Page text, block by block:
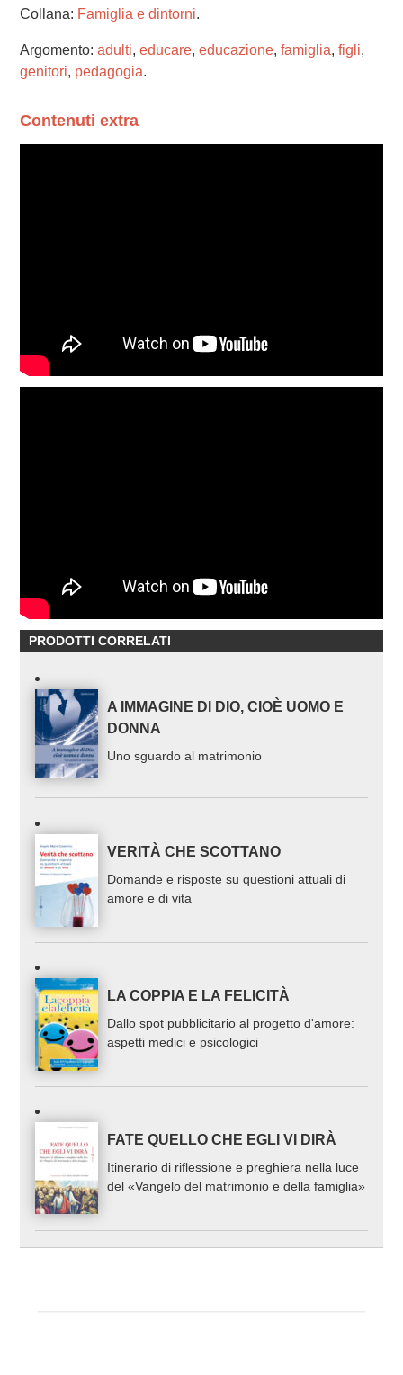
Collana: Famiglia e dintorni.
Argomento: adulti, educare, educazione, famiglia, figli,
genitori, pedagogia.
Contenuti extra
PRODOTTI CORRELATI
A IMMAGINE DI DIO, CIOÈ UOMO E
DONNA
Uno sguardo al matrimonio
VERITÀ CHE SCOTTANO
Domande e risposte su questioni attuali di
amore e di vita
LA COPPIA E LA FELICITÀ
Dallo spot pubblicitario al progetto d'amore:
aspetti medici e psicologici
FATE QUELLO CHE EGLI VI DIRÀ
Itinerario di riflessione e preghiera nella luce
del «Vangelo del matrimonio e della famiglia»